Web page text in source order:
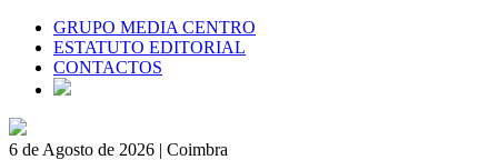
GRUPO MEDIA CENTRO
ESTATUTO EDITORIAL
CONTACTOS
6 de Agosto de 2026 | Coimbra